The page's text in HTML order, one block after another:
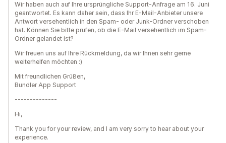
Wir haben auch auf Ihre ursprüngliche Support-Anfrage am 16. Juni
geantwortet. Es kann daher sein, dass Ihr E-Mail-Anbieter unsere
Antwort versehentlich in den Spam- oder Junk-Ordner verschoben
hat. Können Sie bitte prüfen, ob die E-Mail versehentlich im Spam-
Ordner gelandet ist?
Wir freuen uns auf Ihre Rückmeldung, da wir Ihnen sehr gerne
weiterhelfen möchten :)
Mit freundlichen Grüßen,
Bundler App Support
--------------
Hi,
Thank you for your review, and I am very sorry to hear about your
experience.